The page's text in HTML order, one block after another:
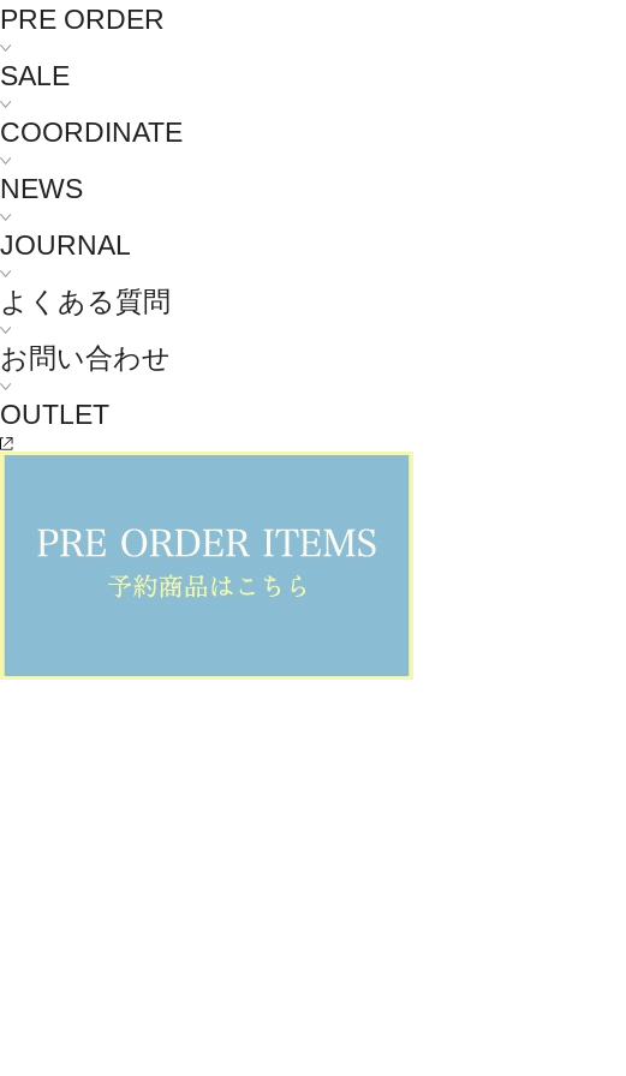
PRE ORDER
SALE
COORDINATE
NEWS
JOURNAL
よくある質問
お問い合わせ
OUTLET